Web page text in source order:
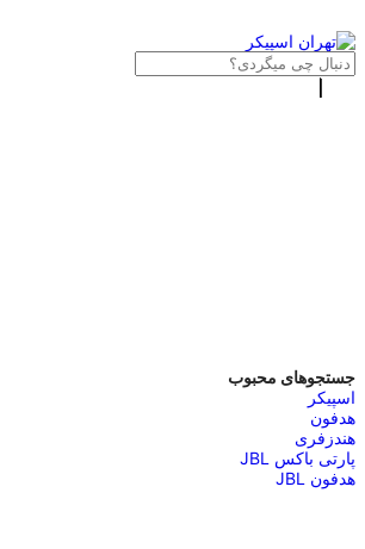
جستجوهای محبوب
اسپیکر
هدفون
هندزفری
پارتی باکس JBL
هدفون JBL